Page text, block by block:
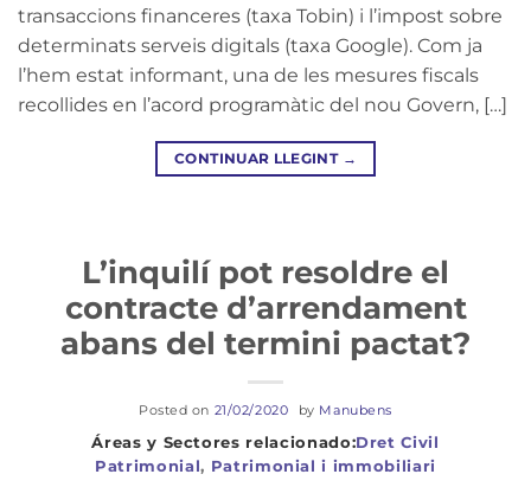
transaccions financeres (taxa Tobin) i l’impost sobre
determinats serveis digitals (taxa Google). Com ja
l’hem estat informant, una de les mesures fiscals
recollides en l’acord programàtic del nou Govern, […]
CONTINUAR LLEGINT →
Dret Civil
Patrimonial, Patrimonial i immobiliari
L’inquilí pot resoldre el
contracte d’arrendament
abans del termini pactat?
Posted on 21/02/2020 by Manubens